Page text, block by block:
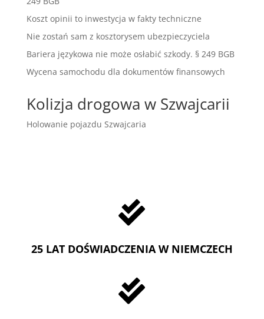
Koszt opinii to inwestycja w fakty techniczne
Nie zostań sam z kosztorysem ubezpieczyciela
Bariera językowa nie może osłabić szkody. § 249 BGB
Wycena samochodu dla dokumentów finansowych
Kolizja drogowa w Szwajcarii
Holowanie pojazdu Szwajcaria

25 LAT DOŚWIADCZENIA W NIEMCZECH
